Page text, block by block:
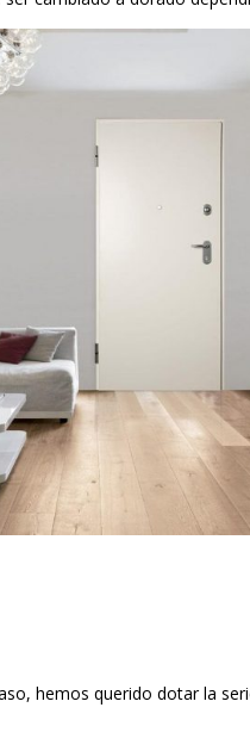
hemos querido dotar la